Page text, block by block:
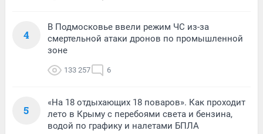
4
В Подмосковье ввели режим ЧС из-за
смертельной атаки дронов по промышленной
зоне
133 257 6
5
«На 18 отдыхающих 18 поваров». Как проходит
лето в Крыму с перебоями света и бензина,
водой по графику и налетами БПЛА